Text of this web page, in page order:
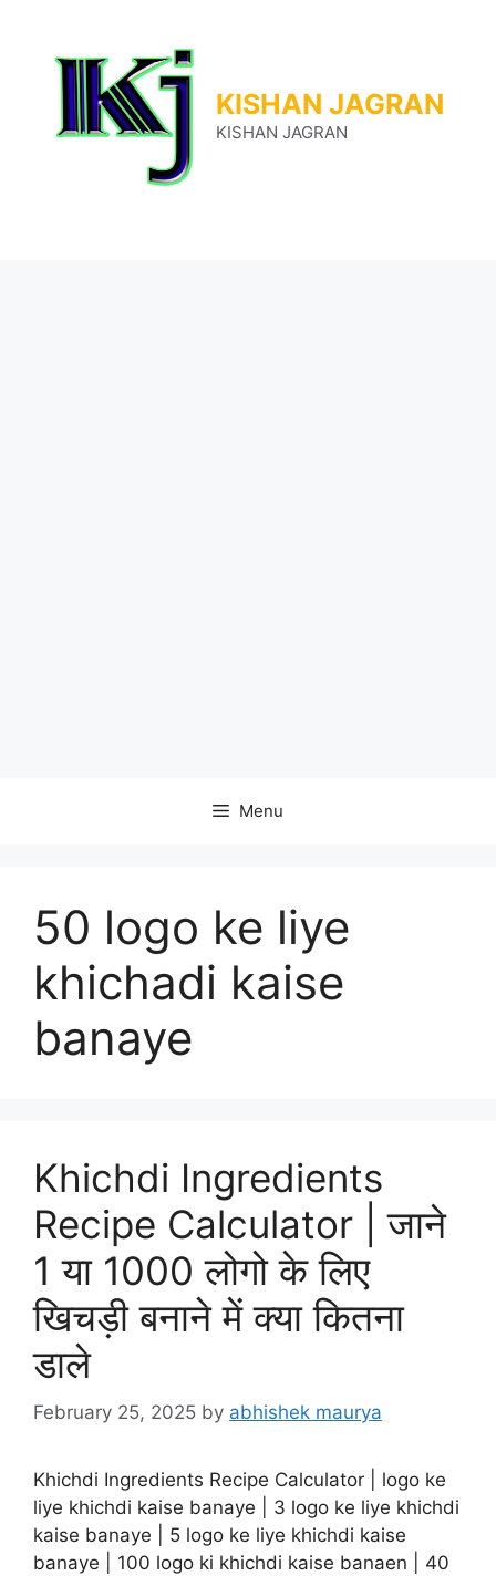
content
KISHAN JAGRAN
KISHAN JAGRAN
Menu
50 logo ke liye
khichadi kaise
banaye
Khichdi Ingredients
Recipe Calculator | जाने
1 या 1000 लोगो के लिए
खिचड़ी बनाने में क्या कितना
डाले
February 25, 2025 by abhishek maurya
Khichdi Ingredients Recipe Calculator | logo ke
liye khichdi kaise banaye | 3 logo ke liye khichdi
kaise banaye | 5 logo ke liye khichdi kaise
banaye | 100 logo ki khichdi kaise banaen | 40